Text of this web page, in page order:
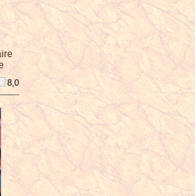
8,0